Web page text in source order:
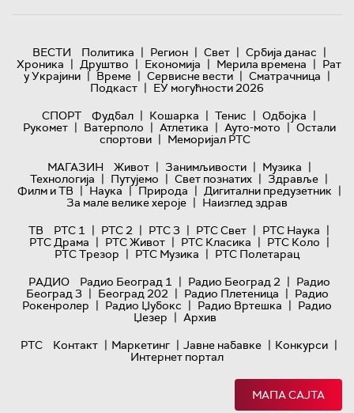
ВЕСТИ Политика | Регион | Свет | Србија данас |
Хроника | Друштво | Економија | Мерила времена | Рат
у Украјини | Време | Сервисне вести | Сматрачница |
Подкаст | ЕУ могућности 2026
СПОРТ
Фудбал | Кошарка | Тенис | Одбојка |
Рукомет | Ватерполо | Атлетика | Ауто-мото | Остали
спортови | Меморијал РТС
МАГАЗИН
Живот | Занимљивости | Музика |
Технологијa | Путујемо | Свет познатих | Здравље |
Филм и ТВ | Наука | Природа | Дигитални предузетник |
За мале велике хероје | Наизглед здрав
ТВ
РТС 1 | РТС 2 | РТС 3 | РТС Свет | РТС Наука |
РТС Драма | РТС Живот | РТС Класика | РТС Коло |
РТС Трезор | РТС Музика | РТС Полетарац
РАДИО
Радио Београд 1 | Радио Београд 2 | Радио
Београд 3 | Београд 202 | Радио Плетеница | Радио
Рокенролер | Радио Џубокс | Радио Вртешка | Радио
Џезер | Архив
РТС
Контакт | Маркетинг | Јавне набавке | Конкурси |
Интернет портал
МАПА САЈТА